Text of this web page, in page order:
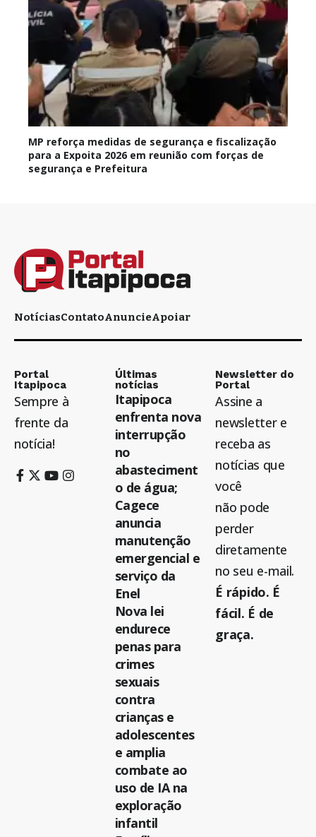
MP reforça medidas de segurança e fiscalização
para a Expoita 2026 em reunião com forças de
segurança e Prefeitura
NotíciasContatoAnuncieApoiar
Portal
Itapipoca
Sempre à
frente da
notícia!
Últimas
notícias
Itapipoca
enfrenta nova
interrupção
no
abasteciment
o de água;
Cagece
anuncia
manutenção
emergencial e
serviço da
Enel
Nova lei
endurece
penas para
crimes
sexuais
contra
crianças e
adolescentes
e amplia
combate ao
uso de IA na
exploração
infantil
Newsletter do
Portal
Assine a
newsletter e
receba as
notícias que
você
não pode
perder
diretamente
no seu e-mail.
É rápido. É
fácil. É de
graça.